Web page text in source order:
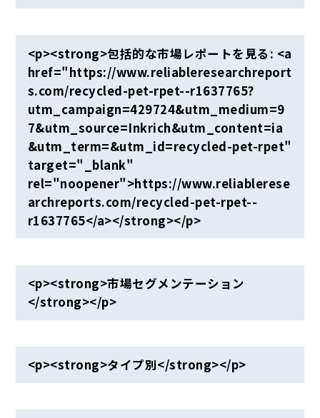
<p><strong>包括的な市場レポートを見る: <a
href="https://www.reliableresearchreport
s.com/recycled-pet-rpet--r1637765?
utm_campaign=429724&utm_medium=9
7&utm_source=Inkrich&utm_content=ia
&utm_term=&utm_id=recycled-pet-rpet"
target="_blank"
rel="noopener">https://www.reliablerese
archreports.com/recycled-pet-rpet--
r1637765</a></strong></p>
<p><strong>市場セグメンテーション
</strong></p>
<p><strong>タイプ別</strong></p>